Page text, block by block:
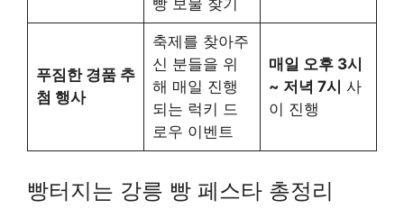
빵 보물 찾기
푸짐한 경품 추
첨 행사
축제를 찾아주
신 분들을 위
해 매일 진행
되는 럭키 드
로우 이벤트
매일 오후 3시
~ 저녁 7시 사
이 진행
빵터지는 강릉 빵 페스타 총정리